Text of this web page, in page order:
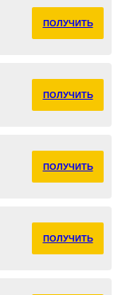
ПОЛУЧИТЬ
ПОЛУЧИТЬ
ПОЛУЧИТЬ
ПОЛУЧИТЬ